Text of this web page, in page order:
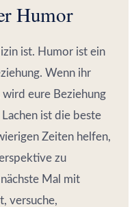
Humor
ist. Humor ist ein
Wenn ihr
wird eure Beziehung
ist die beste
Zeiten helfen,
zu
Mal mit
versuche,